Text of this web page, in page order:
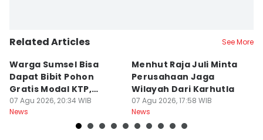
Related Articles See More
Warga Sumsel Bisa
Dapat Bibit Pohon
Gratis Modal KTP,
Menhut Beberkan
Caranya
07 Agu 2026, 20:34 WIB
News
Menhut Raja Juli Minta
Perusahaan Jaga
Wilayah Dari Karhutla
07 Agu 2026, 17:58 WIB
News